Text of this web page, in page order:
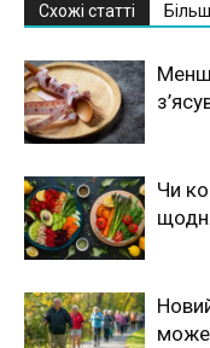
Схожі статті
Чи
може